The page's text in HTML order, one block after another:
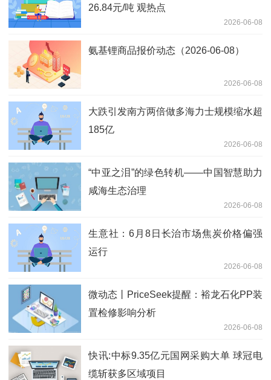
26.84元/吨 观热点
2026-06-08
氨基锂商品报价动态（2026-06-08）
2026-06-08
大跌引发南方两倍做多海力士规模缩水超
185亿
2026-06-08
“中亚之泪”的绿色转机——中国智慧助力
咸海生态治理
2026-06-08
生意社：6月8日长治市场焦炭价格偏强
运行
2026-06-08
微动态丨PriceSeek提醒：裕龙石化PP装
置检修影响分析
2026-06-08
快讯:中标9.35亿元国网采购大单 球冠电
缆斩获多区域项目